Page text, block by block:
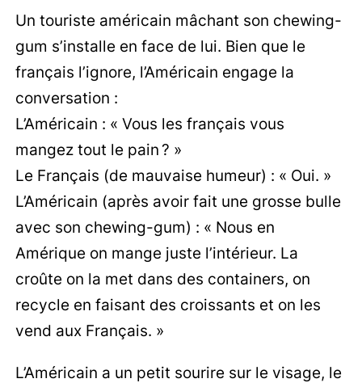
Un touriste américain mâchant son chewing-
gum s’installe en face de lui. Bien que le
français l’ignore, l’Américain engage la
conversation :
L’Américain : « Vous les français vous
mangez tout le pain ? »
Le Français (de mauvaise humeur) : « Oui. »
L’Américain (après avoir fait une grosse bulle
avec son chewing-gum) : « Nous en
Amérique on mange juste l’intérieur. La
croûte on la met dans des containers, on
recycle en faisant des croissants et on les
vend aux Français. »
L’Américain a un petit sourire sur le visage, le